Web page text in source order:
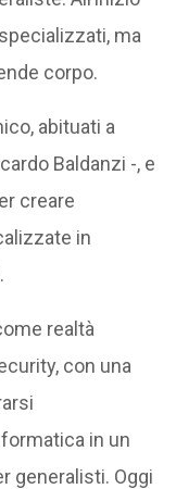
ma
corpo.
abituati a
Baldanzi -, e
creare
in
realtà
con una
in un
generalisti. Oggi